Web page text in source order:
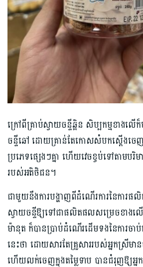
ក្រៅពីគ្រាប់ស្វាយចន្ទីឆ្អិន សិប្បកម្មខាងលើ
ចន្ទីឆៅ ដោយគ្រាន់តែកោសសំបកស្ដើងចេ
ប្រភេទផ្សេងៗគ្នា ហើយវេចខ្ចប់ទៅតាមបរិ
របស់អតិថិជន។
ជាមួយនឹងការបង្ហាញពីដំណើរការនៃការផលិ
ស្វាយចន្ទីឱ្យទៅជាផលិតផលសម្រេចខាងល
ម៉ានុត ក៏បានប្រាប់ដំណើរដើមទងនៃការចាប់
នេះថា ដោយសារតែគ្រួសាររបស់អ្នកស្រីមា
ហើយលក់ចេញក្នុងតម្លៃទាប បានជំរុញឱ្យអ្នក